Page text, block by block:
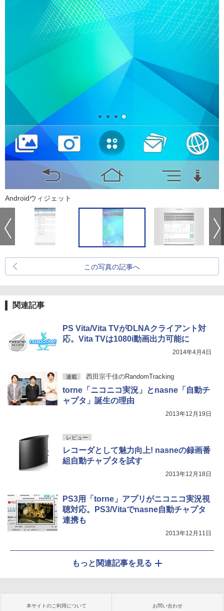
Androidウィジェット
この写真の記事へ
関連記事
PS Vita/Vita TVがDLNAクライアント対
応。Vita TVは1080i動画出力可能に
2014年4月4日
連載 西田宗千佳のRandomTracking
torne「ニコニコ実況」とnasne「自動チ
ャプタ」誕生の理由
2013年12月19日
レビュー
レコーダとして魅力向上! nasneの録画番
組自動チャプタを試す
2013年12月18日
PS3用「torne」アプリがニコニコ実況視
聴対応。PS3/Vitaでnasne自動チャプタ
連携も
2013年12月11日
もっと関連記事を見る
本サイトのご利用について お問い合わせ